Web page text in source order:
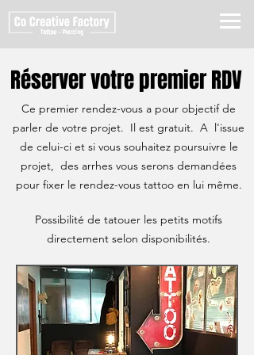
Réserver votre premier RDV
Ce premier rendez-vous a pour objectif de
parler de votre projet. Il est gratuit. A l'issue
de celui-ci et si vous souhaitez poursuivre le
projet, des arrhes vous serons demandées
pour fixer le rendez-vous tattoo en lui même.
Possibilité de tatouer les petits motifs
directement selon disponibilités.